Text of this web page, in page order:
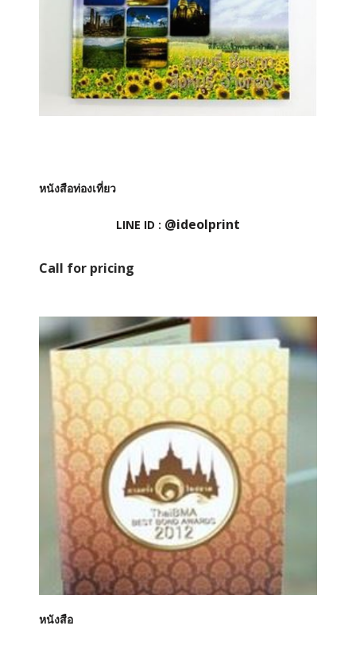
หนังสือท่องเที่ยว
LINE ID : @ideolprint
Call for pricing
หนังสือ